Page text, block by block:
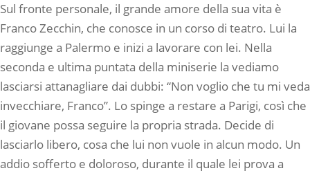
Sul fronte personale, il grande amore della sua vita è
Franco Zecchin, che conosce in un corso di teatro. Lui la
raggiunge a Palermo e inizi a lavorare con lei. Nella
seconda e ultima puntata della miniserie la vediamo
lasciarsi attanagliare dai dubbi: “Non voglio che tu mi veda
invecchiare, Franco”. Lo spinge a restare a Parigi, così che
il giovane possa seguire la propria strada. Decide di
lasciarlo libero, cosa che lui non vuole in alcun modo. Un
addio sofferto e doloroso, durante il quale lei prova a